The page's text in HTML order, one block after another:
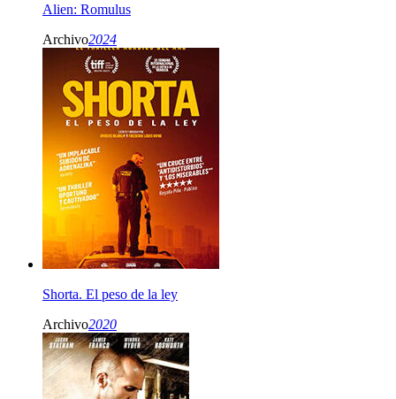
Alien: Romulus
Archivo2024
Shorta. El peso de la ley
Archivo2020